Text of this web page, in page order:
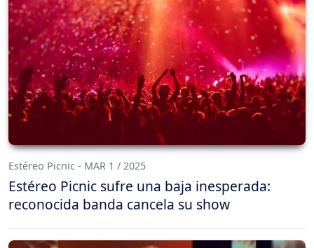
Estéreo Picnic - MAR 1 / 2025
Estéreo Picnic sufre una baja inesperada:
reconocida banda cancela su show